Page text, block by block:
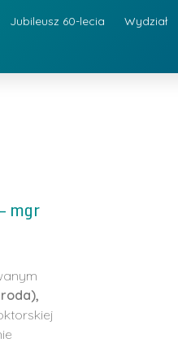
Jubileusz 60-lecia Wydział
mgr